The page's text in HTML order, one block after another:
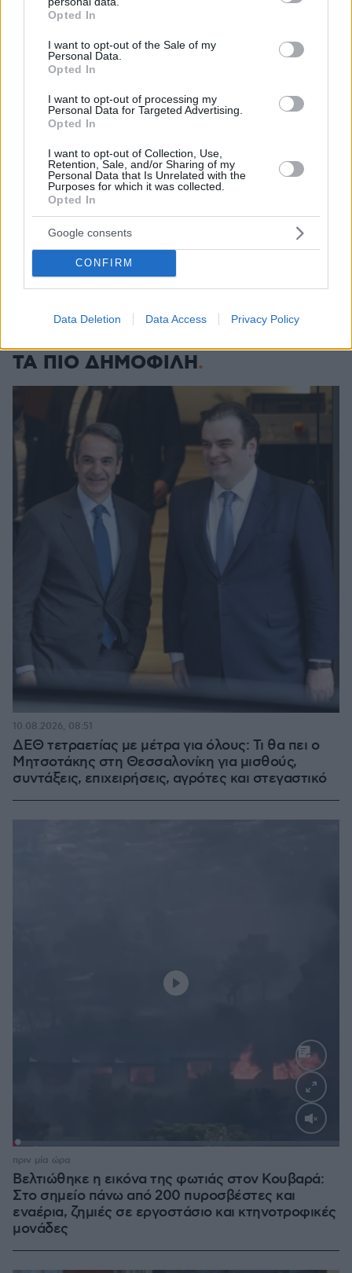
grant or deny consent to Google and its third-party tags to
use your data for below specified purposes in below Google
consent section.
Opted In
I want to opt-out of the Sale of my
Personal Data.
Opted In
I want to opt-out of processing my
Personal Data for Targeted Advertising.
Opted In
I want to opt-out of Collection, Use,
Retention, Sale, and/or Sharing of my
Personal Data that Is Unrelated with the
Purposes for which it was collected.
Opted In
Google consents
CONFIRM
Data Deletion Data Access Privacy Policy
στη Δυτική Αττική αφέθηκαν χωρίς τροφή και νερό
Εμβόλια εκτός ψυγείου: Πώς ο κύκλος ζωής των φυτών
μπορεί να δώσει τη λύση
πριν 18 λεπτά
Νηστεία Δεκαπενταύγουστου: 14 συνταγές, μία για κάθε
πριν 23 λεπτά
Τα ζώδια με τις καλύτερες προβλέψεις της εβδομάδας
πριν 24 λεπτά
Συναγερμός στο βρετανικό Βασιλικό Ναυτικό:
Κατασκοπευτικές κάμερες σε drones επιτήρησης
έστελναν κρυφά δεδομένα στην Κίνα
πριν 28 λεπτά
ΔΕΙΤΕ ΟΛΕΣ ΤΙΣ ΕΙΔΗΣΕΙΣ
ΤΑ ΠΙΟ ΔΗΜΟΦΙΛΗ
ΔΕΘ τετραετίας με μέτρα για όλους: Τι θα πει ο
Μητσοτάκης στη Θεσσαλονίκη για μισθούς,
συντάξεις, επιχειρήσεις, αγρότες και στεγαστικό
10.08.2026, 08:51
Loaded
Βελτιώθηκε η εικόνα της φωτιάς στον Κουβαρά:
Στο σημείο πάνω από 200 πυροσβέστες και
εναέρια, ζημιές σε εργοστάσιο και κτηνοτροφικές
μονάδες
πριν μία ώρα